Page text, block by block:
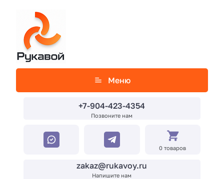
Меню
+7-904-423-4354
Позвоните нам
zakaz@rukavoy.ru
Напишите нам
0 товаров